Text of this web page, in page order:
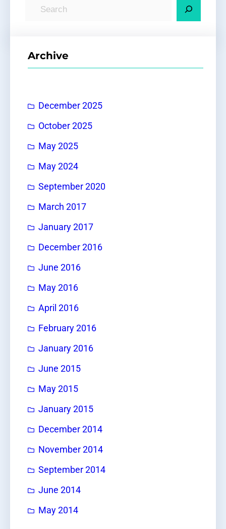
Archive
December 2025
October 2025
May 2025
May 2024
September 2020
March 2017
January 2017
December 2016
June 2016
May 2016
April 2016
February 2016
January 2016
June 2015
May 2015
January 2015
December 2014
November 2014
September 2014
June 2014
May 2014